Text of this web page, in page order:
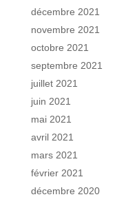
décembre 2021
novembre 2021
octobre 2021
septembre 2021
juillet 2021
juin 2021
mai 2021
avril 2021
mars 2021
février 2021
décembre 2020